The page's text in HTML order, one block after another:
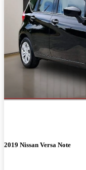
2019 Nissan Versa Note